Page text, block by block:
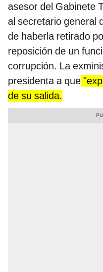
asesor del Gabinete
al secretario general
de haberla retirado
reposición de un
corrupción. La
presidenta a que
de su salida.